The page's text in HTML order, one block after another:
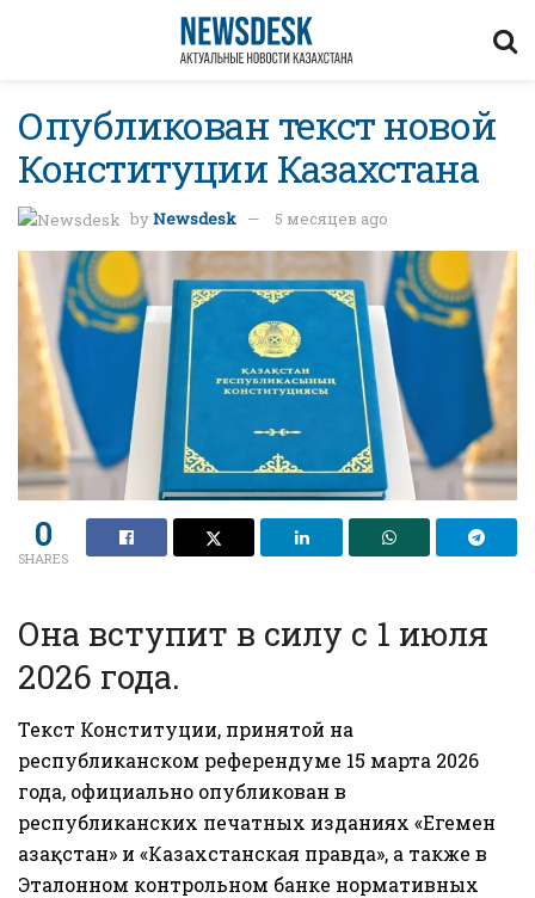
Опубликован текст новой
Конституции Казахстана
byNewsdesk 5 месяцев ago
0
SHARES
Она вступит в силу с 1 июля
2026 года.
Текст Конституции, принятой на
республиканском референдуме 15 марта 2026
года, официально опубликован в
республиканских печатных изданиях «Егемен
Қазақстан» и «Казахстанская правда», а также в
Эталонном контрольном банке нормативных